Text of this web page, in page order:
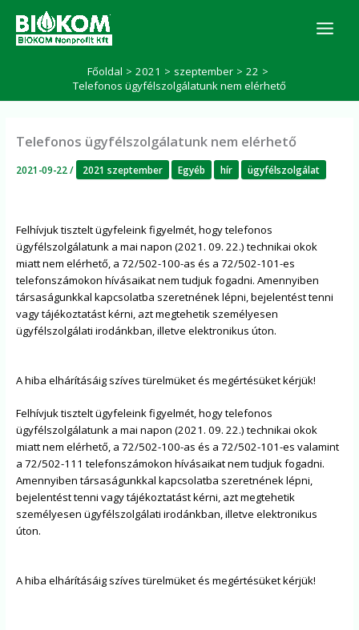
content
Főoldal 2021 szeptember
22
Telefonos ügyfélszolgálatunk nem elérhető
Telefonos ügyfélszolgálatunk nem elérhető
2021-09-22/ 2021 szeptember Egyéb hír ügyfélszolgálat
Felhívjuk tisztelt ügyfeleink figyelmét, hogy telefonos
ügyfélszolgálatunk a mai napon (2021. 09. 22.) technikai okok
miatt nem elérhető, a 72/502-100-as és a 72/502-101-es
telefonszámokon hívásaikat nem tudjuk fogadni. Amennyiben
társaságunkkal kapcsolatba szeretnének lépni, bejelentést tenni
vagy tájékoztatást kérni, azt megtehetik személyesen
ügyfélszolgálati irodánkban, illetve elektronikus úton.
A hiba elhárításáig szíves türelmüket és megértésüket kérjük!
Felhívjuk tisztelt ügyfeleink figyelmét, hogy telefonos
ügyfélszolgálatunk a mai napon (2021. 09. 22.) technikai okok
miatt nem elérhető, a 72/502-100-as és a 72/502-101-es valamint
a 72/502-111 telefonszámokon hívásaikat nem tudjuk fogadni.
Amennyiben társaságunkkal kapcsolatba szeretnének lépni,
bejelentést tenni vagy tájékoztatást kérni, azt megtehetik
személyesen ügyfélszolgálati irodánkban, illetve elektronikus
úton.
A hiba elhárításáig szíves türelmüket és megértésüket kérjük!
e
r
s